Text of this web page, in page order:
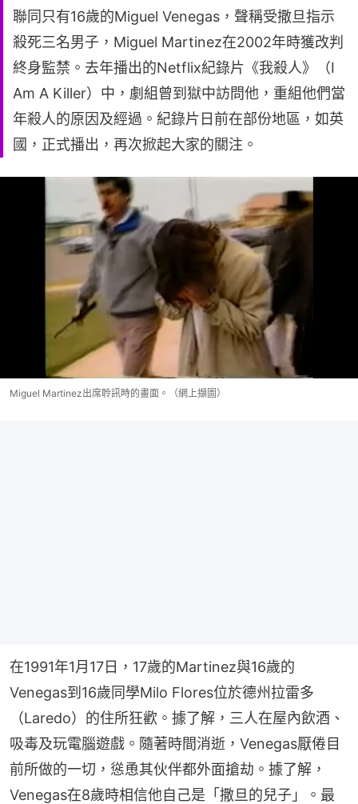
聯同只有16歲的Miguel Venegas，聲稱受撒旦指示
殺死三名男子，Miguel Martinez在2002年時獲改判
終身監禁。去年播出的Netflix紀錄片《我殺人》（I
Am A Killer）中，劇組曾到獄中訪問他，重組他們當
年殺人的原因及經過。紀錄片日前在部份地區，如英
國，正式播出，再次掀起大家的關注。
Miguel Martinez出席聆訊時的畫面。（網上擷圖）
在1991年1月17日，17歲的Martinez與16歲的
Venegas到16歲同學Milo Flores位於德州拉雷多
（Laredo）的住所狂歡。據了解，三人在屋內飲酒、
吸毒及玩電腦遊戲。隨著時間消逝，Venegas厭倦目
前所做的一切，慫恿其伙伴都外面搶劫。據了解，
Venegas在8歲時相信他自己是「撒旦的兒子」。最